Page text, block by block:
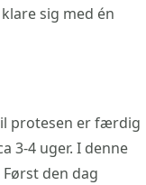
sig med én
protesen er færdig
3-4 uger. I denne
den dag